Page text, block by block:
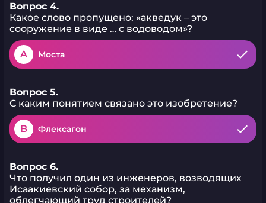
Вопрос 4.
Какое слово пропущено: «акведук – это
сооружение в виде … с водоводом»?
A Моста
Вопрос 5.
С каким понятием связано это изобретение?
B Флексагон
Вопрос 6.
Что получил один из инженеров, возводящих
Исаакиевский собор, за механизм,
облегчающий труд строителей?